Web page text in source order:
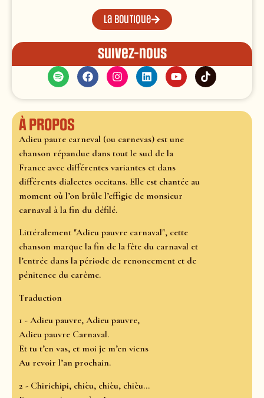
La boutique
Suivez-nous
À propos
Adieu paure carneval (ou carnevas) est une
chanson répandue dans tout le sud de la
France avec différentes variantes et dans
différents dialectes occitans. Elle est chantée au
moment où l’on brûle l’effigie de monsieur
carnaval à la fin du défilé.
Littéralement "Adieu pauvre carnaval", cette
chanson marque la fin de la fête du carnaval et
l’entrée dans la période de renoncement et de
pénitence du carême.
Traduction
1 - Adieu pauvre, Adieu pauvre,
Adieu pauvre Carnaval.
Et tu t’en vas, et moi je m’en viens
Au revoir l’an prochain.
2 - Chirichipi, chièu, chièu, chièu...